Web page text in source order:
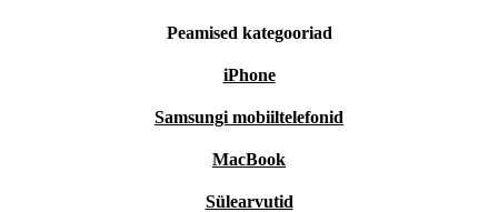
Peamised kategooriad
iPhone
Samsungi mobiiltelefonid
MacBook
Sülearvutid